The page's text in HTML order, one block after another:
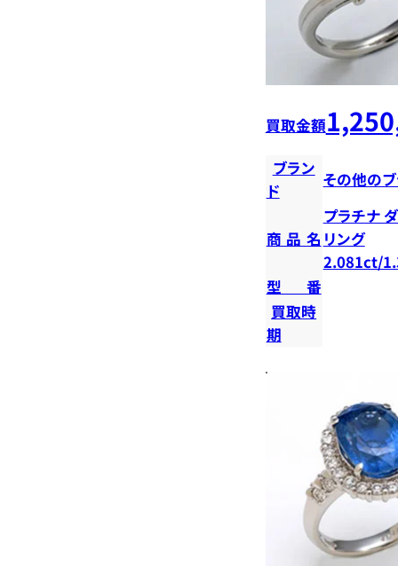
買取金額
ブラン
ド
その他の
商品名
プラチナ
リング
2.081ct/
型番
買取時
期